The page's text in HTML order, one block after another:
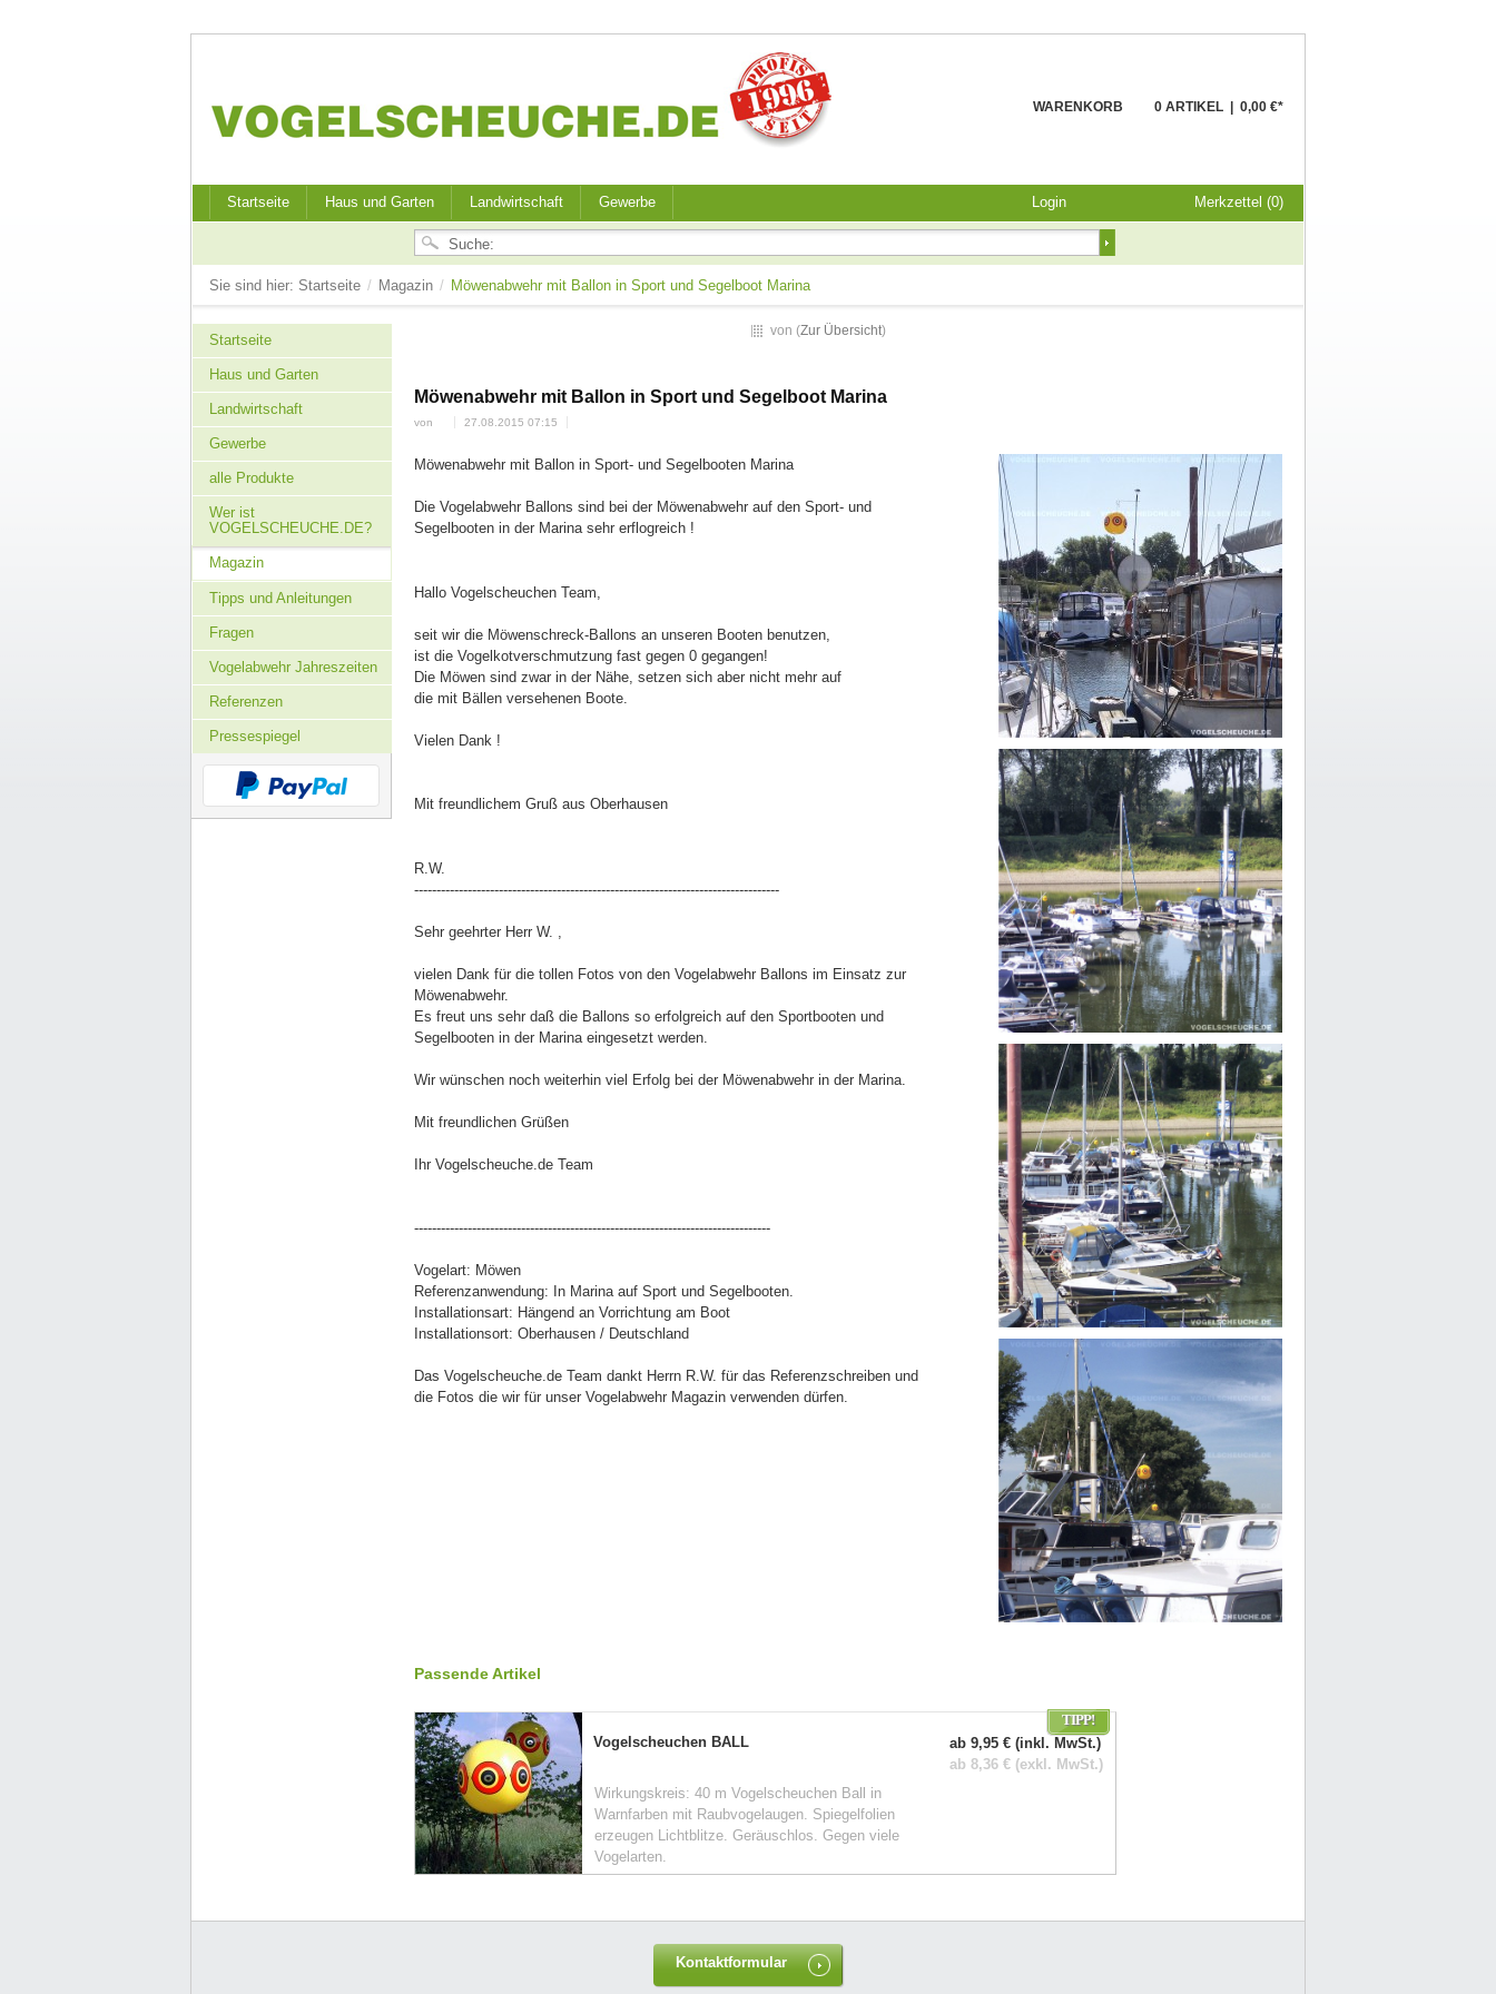
WARENKORB 0 ARTIKEL 0,00 €*
Startseite Haus und Garten Landwirtschaft Gewerbe Login Merkzettel (0)
Sie sind hier: Startseite / Magazin / Möwenabwehr mit Ballon in Sport und Segelboot Marina
Startseite
Haus und Garten
Landwirtschaft
Gewerbe
alle Produkte
Wer ist
VOGELSCHEUCHE.DE?
Magazin
Tipps und Anleitungen
Fragen
Vogelabwehr Jahreszeiten
Referenzen
Pressespiegel
von (Zur Übersicht)
Möwenabwehr mit Ballon in Sport und Segelboot Marina
von 27.08.2015 07:15
Möwenabwehr mit Ballon in Sport- und Segelbooten Marina
Die Vogelabwehr Ballons sind bei der Möwenabwehr auf den Sport- und
Segelbooten in der Marina sehr erflogreich !
Hallo Vogelscheuchen Team,
seit wir die Möwenschreck-Ballons an unseren Booten benutzen,
ist die Vogelkotverschmutzung fast gegen 0 gegangen!
Die Möwen sind zwar in der Nähe, setzen sich aber nicht mehr auf
die mit Bällen versehenen Boote.
Vielen Dank !
Mit freundlichem Gruß aus Oberhausen
R.W.
----------------------------------------------------------------------------------
Sehr geehrter Herr W. ,
vielen Dank für die tollen Fotos von den Vogelabwehr Ballons im Einsatz zur
Möwenabwehr.
Es freut uns sehr daß die Ballons so erfolgreich auf den Sportbooten und
Segelbooten in der Marina eingesetzt werden.
Wir wünschen noch weiterhin viel Erfolg bei der Möwenabwehr in der Marina.
Mit freundlichen Grüßen
Ihr Vogelscheuche.de Team
--------------------------------------------------------------------------------
Vogelart: Möwen
Referenzanwendung: In Marina auf Sport und Segelbooten.
Installationsart: Hängend an Vorrichtung am Boot
Installationsort: Oberhausen / Deutschland
Das Vogelscheuche.de Team dankt Herrn R.W. für das Referenzschreiben und
die Fotos die wir für unser Vogelabwehr Magazin verwenden dürfen.
Passende Artikel
TIPP!
Vogelscheuchen BALL
Wirkungskreis: 40 m Vogelscheuchen Ball in
Warnfarben mit Raubvogelaugen. Spiegelfolien
erzeugen Lichtblitze. Geräuschlos. Gegen viele
Vogelarten.
ab 9,95 € (inkl. MwSt.)
ab 8,36 € (exkl. MwSt.)
Kontaktformular